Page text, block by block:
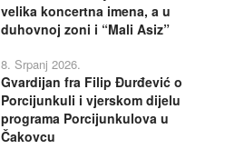
velika koncertna imena, a u
duhovnoj zoni i “Mali Asiz”
8. Srpanj 2026.
Gvardijan fra Filip Đurđević o
Porcijunkuli i vjerskom dijelu
programa Porcijunkulova u
Čakovcu